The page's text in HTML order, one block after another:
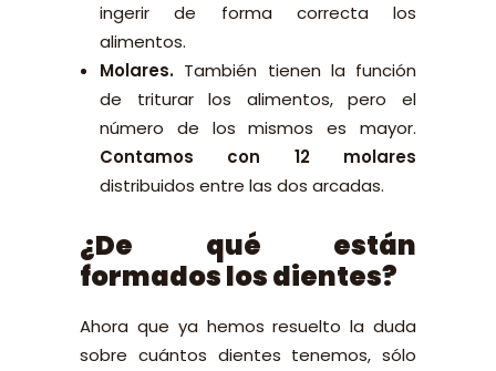
ingerir de forma correcta los
alimentos.
Molares. También tienen la función
de triturar los alimentos, pero el
número de los mismos es mayor.
Contamos con 12 molares
distribuidos entre las dos arcadas.
¿De qué están
formados los dientes?
Ahora que ya hemos resuelto la duda
sobre cuántos dientes tenemos, sólo